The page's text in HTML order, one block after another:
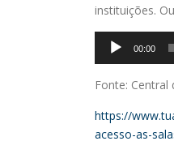
instituições.
Tocador
00:00
Fonte: Central
https://
acesso-as-